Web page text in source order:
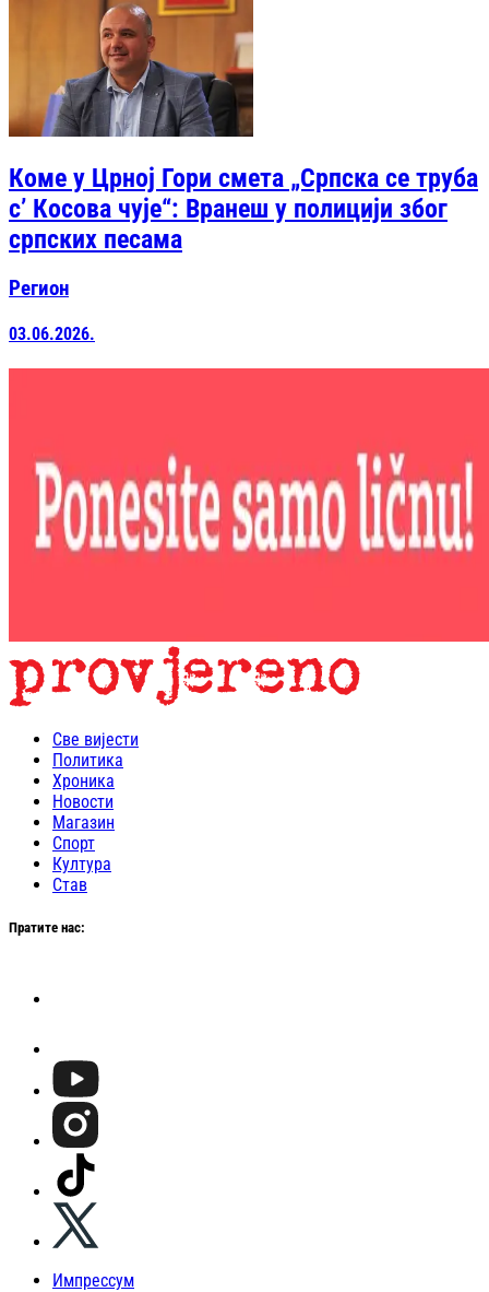
Коме у Црној Гори смета „Српска се труба
с’ Косова чује“: Вранеш у полицији због
српских песама
Регион
03.06.2026.
Све вијести
Политика
Хроника
Новости
Магазин
Спорт
Култура
Став
Пратите нас:
Импрессум